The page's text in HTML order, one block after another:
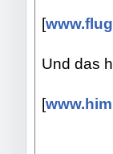
[
Und das
[